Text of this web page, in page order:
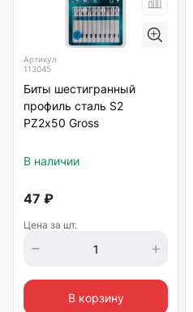
Артикул
113045
Биты шестигранный
профиль сталь S2
PZ2х50 Gross
В наличии
47 ₽
Цена за шт.
В корзину